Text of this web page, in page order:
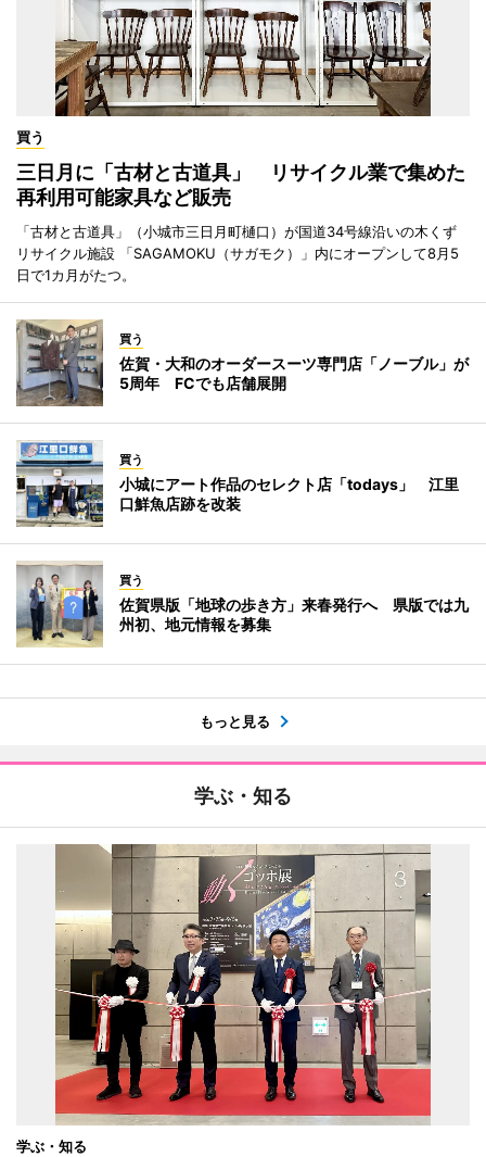
買う
三日月に「古材と古道具」 リサイクル業で集めた
再利用可能家具など販売
「古材と古道具」（小城市三日月町樋口）が国道34号線沿いの木くず
リサイクル施設 「SAGAMOKU（サガモク）」内にオープンして8月5
日で1カ月がたつ。
買う
佐賀・大和のオーダースーツ専門店「ノーブル」が
5周年 FCでも店舗展開
買う
小城にアート作品のセレクト店「todays」 江里
口鮮魚店跡を改装
買う
佐賀県版「地球の歩き方」来春発行へ 県版では九
州初、地元情報を募集
もっと見る
学ぶ・知る
学ぶ・知る